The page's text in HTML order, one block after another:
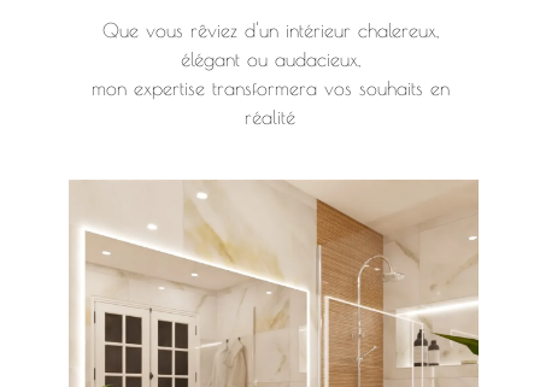
Que vous rêviez d'un intérieur chalereux,
élégant ou audacieux,
mon expertise transformera vos souhaits en
réalité